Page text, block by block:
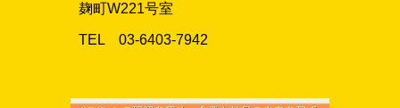
麹町W221号室
TEL 03‐6403‐7942